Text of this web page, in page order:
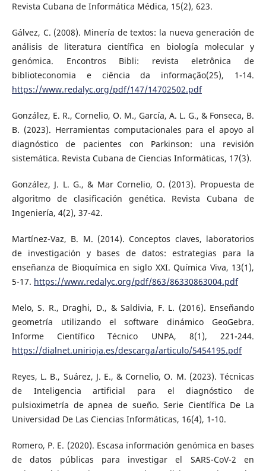
Revista Cubana de Informática Médica, 15(2), 623.
Gálvez, C. (2008). Minería de textos: la nueva generación de
análisis de literatura científica en biología molecular y
genómica. Encontros Bibli: revista eletrônica de
biblioteconomia e ciência da informação(25), 1-14.
https://www.redalyc.org/pdf/147/14702502.pdf
González, E. R., Cornelio, O. M., García, A. L. G., & Fonseca, B.
B. (2023). Herramientas computacionales para el apoyo al
diagnóstico de pacientes con Parkinson: una revisión
sistemática. Revista Cubana de Ciencias Informáticas, 17(3).
González, J. L. G., & Mar Cornelio, O. (2013). Propuesta de
algoritmo de clasificación genética. Revista Cubana de
Ingeniería, 4(2), 37-42.
Martínez-Vaz, B. M. (2014). Conceptos claves, laboratorios
de investigación y bases de datos: estrategias para la
enseñanza de Bioquímica en siglo XXI. Química Viva, 13(1),
5-17. https://www.redalyc.org/pdf/863/86330863004.pdf
Melo, S. R., Draghi, D., & Saldivia, F. L. (2016). Enseñando
geometría utilizando el software dinámico GeoGebra.
Informe Científico Técnico UNPA, 8(1), 221-244.
https://dialnet.unirioja.es/descarga/articulo/5454195.pdf
Reyes, L. B., Suárez, J. E., & Cornelio, O. M. (2023). Técnicas
de Inteligencia artificial para el diagnóstico de
pulsioximetría de apnea de sueño. Serie Científica De La
Universidad De Las Ciencias Informáticas, 16(4), 1-10.
Romero, P. E. (2020). Escasa información genómica en bases
de datos públicas para investigar el SARS-CoV-2 en